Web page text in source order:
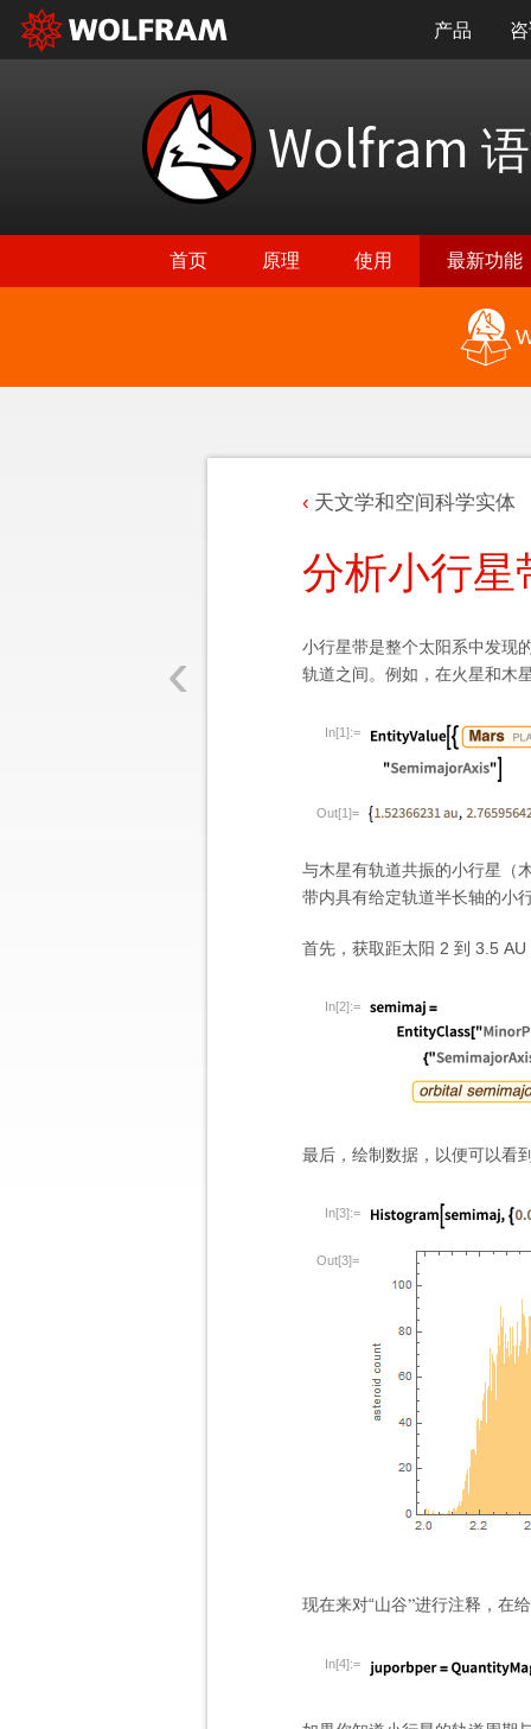
产品
Wolfram
首页 原理 使用 最新功能
‹
天文学和空间科学实体
分析小行星
小行星带是整个太阳系中发现
轨道之间。例如，在火星和木
In[1]:=
Out[1]=
与木星有轨道共振的小行星（
带内具有给定轨道半长轴的小
首先，获取距太阳 2 到 3.5
In[2]:=
最后，绘制数据，以便可以看
In[3]:=
Out[3]=
现在来对“山谷”进行注释，在
In[4]:=